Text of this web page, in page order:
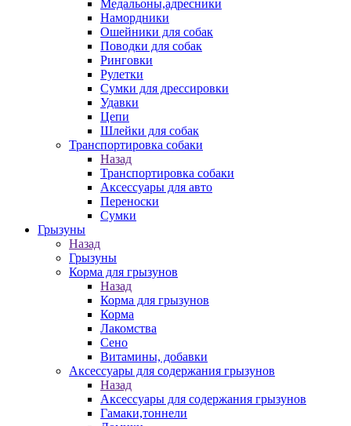
Медальоны,адресники
Намордники
Ошейники для собак
Поводки для собак
Ринговки
Рулетки
Сумки для дрессировки
Удавки
Цепи
Шлейки для собак
Транспортировка собаки
Назад
Транспортировка собаки
Аксессуары для авто
Переноски
Сумки
Грызуны
Назад
Грызуны
Корма для грызунов
Назад
Корма для грызунов
Корма
Лакомства
Сено
Витамины, добавки
Аксессуары для содержания грызунов
Назад
Аксессуары для содержания грызунов
Гамаки,тоннели